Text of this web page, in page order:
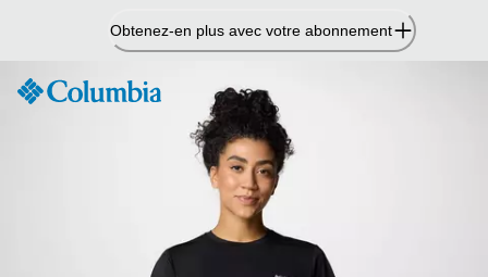
Obtenez-en plus avec votre abonnement